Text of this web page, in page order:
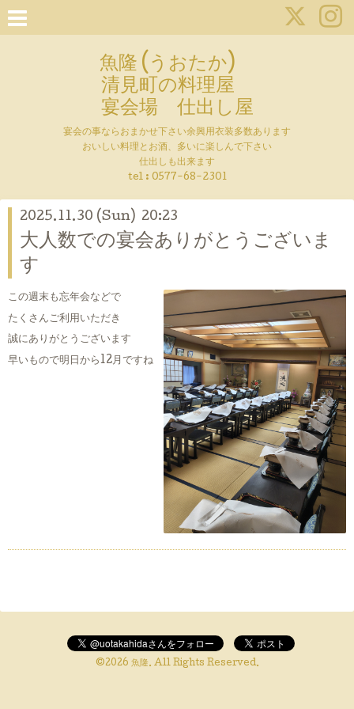
魚隆 (うおたか)
清見町の料理屋
宴会場 仕出し屋
宴会の事ならおまかせ下さい余興用衣装多数あります
おいしい料理とお酒、多いに楽しんで下さい
仕出しも出来ます
tel : 0577-68-2301
2025.11.30 (Sun) 20:23
大人数での宴会ありがとうございま
す
この週末も忘年会などで
たくさんご利用いただき
誠にありがとうございます
早いもので明日から12月ですね
©2026 魚隆. All Rights Reserved.